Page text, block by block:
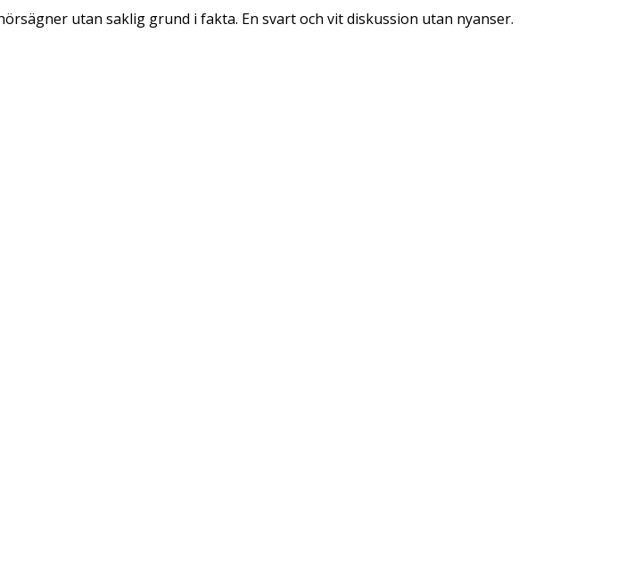
utan saklig grund i fakta. En svart och vit diskussion utan nyanser.